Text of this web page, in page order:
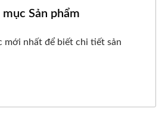
Sản phẩm
mới nhất để biết chi tiết sản